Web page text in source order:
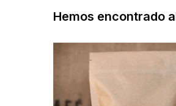
Hemos encontrado